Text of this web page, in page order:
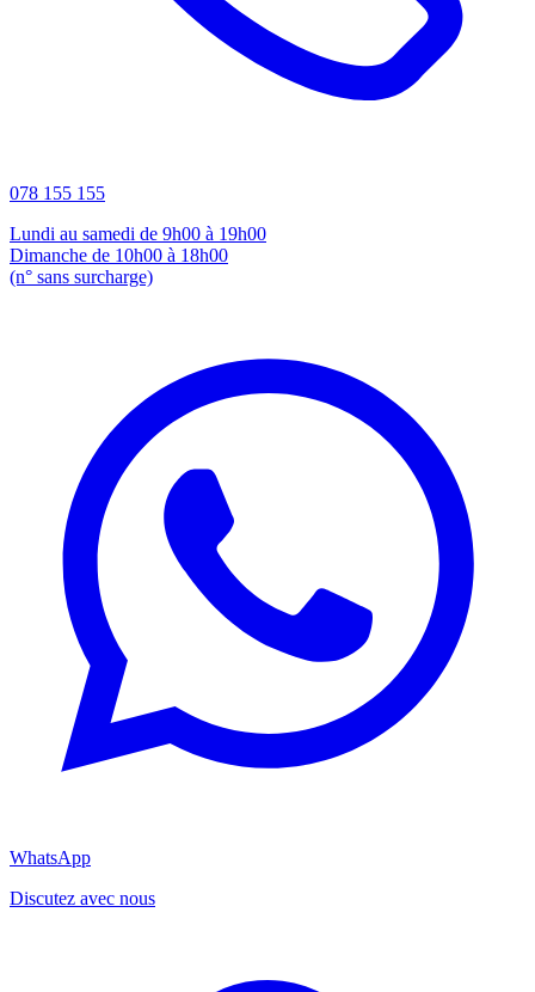
078 155 155
Lundi au samedi de 9h00 à 19h00
Dimanche de 10h00 à 18h00
(n° sans surcharge)
WhatsApp
Discutez avec nous